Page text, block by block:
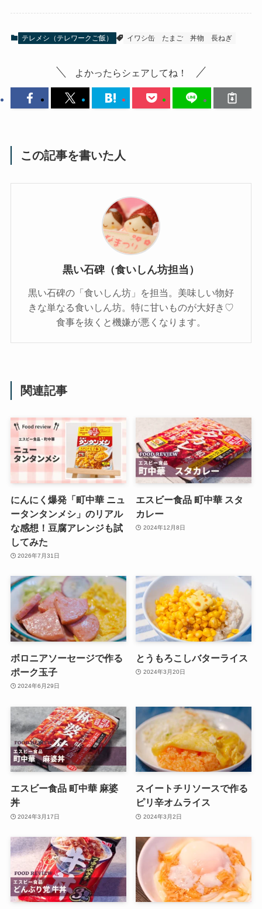
テレメシ（テレワークご飯） イワシ缶 たまご 丼物 長ねぎ
よかったらシェアしてね！
この記事を書いた人
黒い石碑（食いしん坊担当）
黒い石碑の「食いしん坊」を担当。美味しい物好
きな単なる食いしん坊。特に甘いものが大好き♡
食事を抜くと機嫌が悪くなります。
関連記事
にんにく爆発「町中華 ニュ
ータンタンメシ」のリアル
な感想！豆腐アレンジも試
してみた
2026年7月31日
エスビー食品 町中華 スタ
カレー
2024年12月8日
ボロニアソーセージで作る
ポーク玉子
2024年6月29日
とうもろこしバターライス
2024年3月20日
エスビー食品 町中華 麻婆
丼
2024年3月17日
スイートチリソースで作る
ピリ辛オムライス
2024年3月2日